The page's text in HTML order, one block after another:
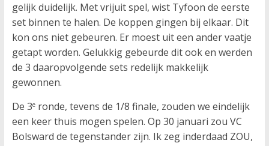
gelijk duidelijk. Met vrijuit spel, wist Tyfoon de eerste
set binnen te halen. De koppen gingen bij elkaar. Dit
kon ons niet gebeuren. Er moest uit een ander vaatje
getapt worden. Gelukkig gebeurde dit ook en werden
de 3 daaropvolgende sets redelijk makkelijk
gewonnen.
De 3eronde, tevens de 1/8 finale, zouden we eindelijk
een keer thuis mogen spelen. Op 30 januari zou VC
Bolsward de tegenstander zijn. Ik zeg inderdaad ZOU,